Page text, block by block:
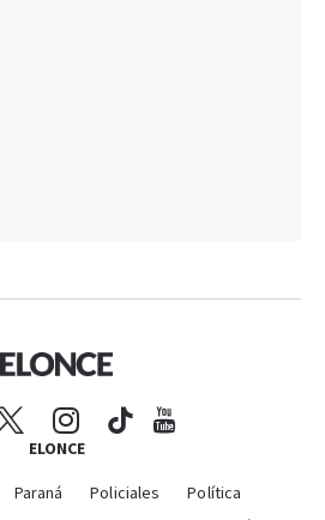
ELONCE
Paraná Policiales
Política